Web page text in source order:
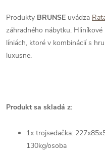
Produkty BRUNSE uvádza
záhradného nábytku.
líniách, ktoré v kombinácií s
luxusne.
Produkt sa skladá z:
1x trojsedačka:
130kg/osoba